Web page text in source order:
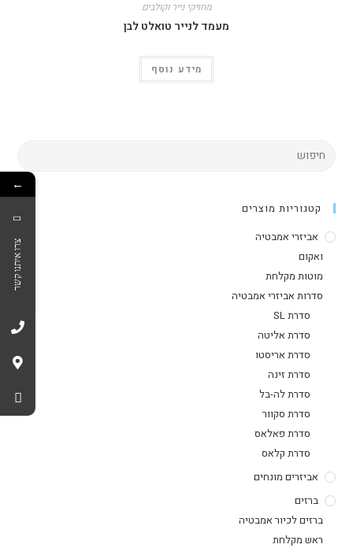
מחזיקי נייר וקולבים
מעמד לנייר טואלט לבן
מידע נוסף
קטגוריות מוצרים
אביזרי אמבטיה
ואקום
מוטות מקלחת
סדרות אביזרי אמבטיה
סדרת SL
סדרת אליטה
סדרת אריסטו
סדרת זינה
סדרת לה-בל
סדרת סקוור
סדרת פאלאס
סדרת קלאס
אביזרים מונחים
ברזים
ברזים לכיור אמבטיה
ראש מקלחת
←
צרו איתנו קשר